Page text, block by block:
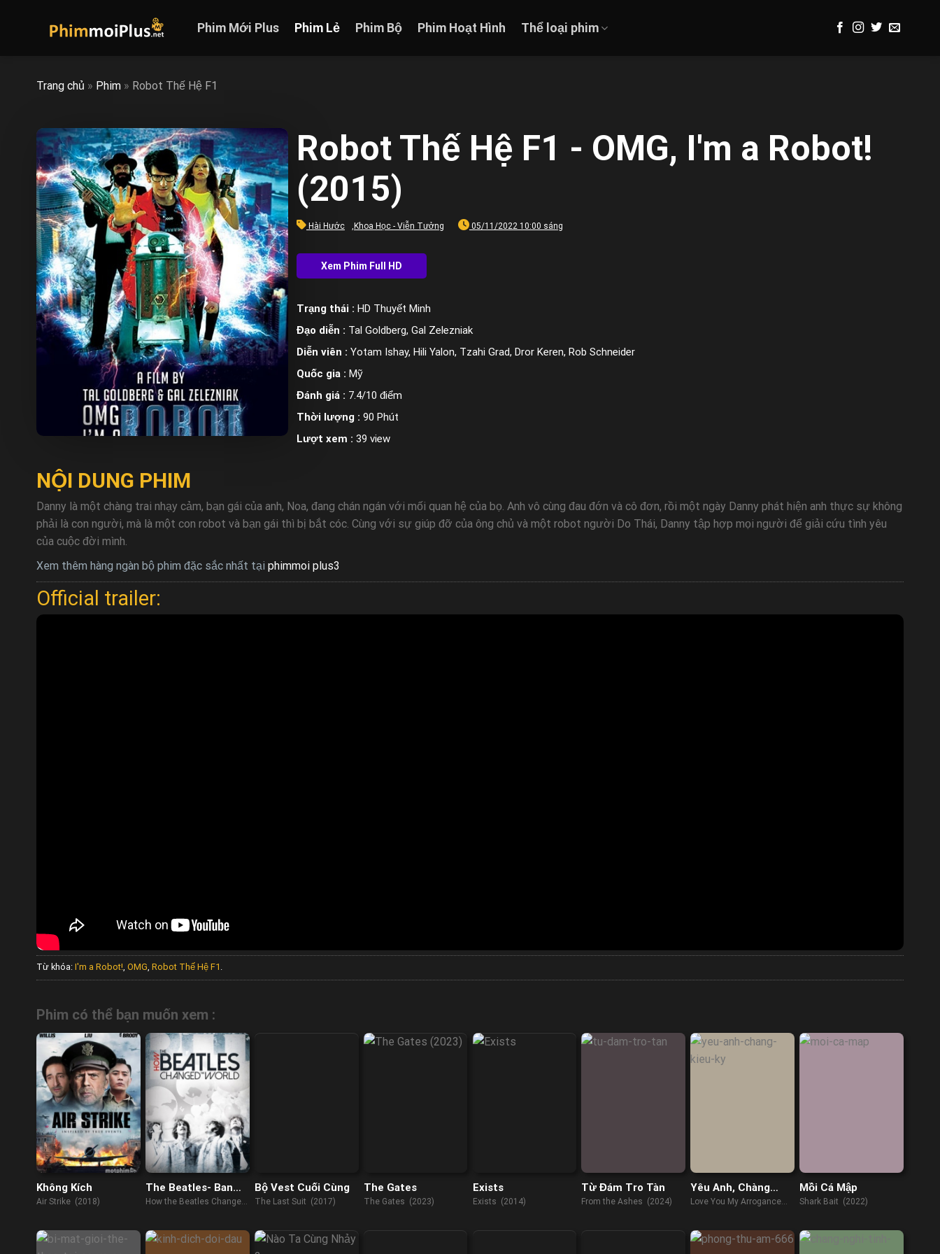
Phim Mới Plus Phim Lẻ Phim Bộ Phim Hoạt Hình Thể loại phim
Trang chủ » Phim » Robot Thế Hệ F1
Robot Thế Hệ F1 - OMG, I'm a Robot!
(2015)
Hài Hước Khoa Học - Viễn Tưởng 05/11/2022 10:00 sáng
Trạng thái : HD Thuyết Minh
Đạo diễn : Tal Goldberg, Gal Zelezniak
Diễn viên : Yotam Ishay, Hili Yalon, Tzahi Grad, Dror Keren, Rob Schneider
Quốc gia : Mỹ
Đánh giá : 7.4/10 điểm
Thời lượng : 90 Phút
Lượt xem : 39 view
NỘI DUNG PHIM
Danny là một chàng trai nhạy cảm, bạn gái của anh, Noa, đang chán ngán với mối quan hệ của bọ. Anh vô cùng đau đớn và cô đơn, rồi một ngày Danny phát hiện anh thực sự không
phải là con người, mà là một con robot và bạn gái thì bị bắt cóc. Cùng với sự giúp đỡ của ông chủ và một robot người Do Thái, Danny tập hợp mọi người để giải cứu tình yêu
của cuộc đời mình.
Xem thêm hàng ngàn bộ phim đặc sắc nhất tại phimmoi plus3
Official trailer:
Từ khóa: I'm a Robot! OMG Robot Thế Hệ F1
Phim có thể bạn muốn xem :
Không Kích
Air Strike (2018)
The Beatles- Ban
Nhạc Thay Đổi Thế
How the Beatles Changed
Bộ Vest Cuối Cùng
The Last Suit (2017)
The Gates
The Gates (2023)
Exists
Exists (2014)
Từ Đám Tro Tàn
From the Ashes (2024)
Yêu Anh, Chàng
Kiêu Kỳ
Love You My Arrogance
Mồi Cá Mập
Shark Bait (2022)